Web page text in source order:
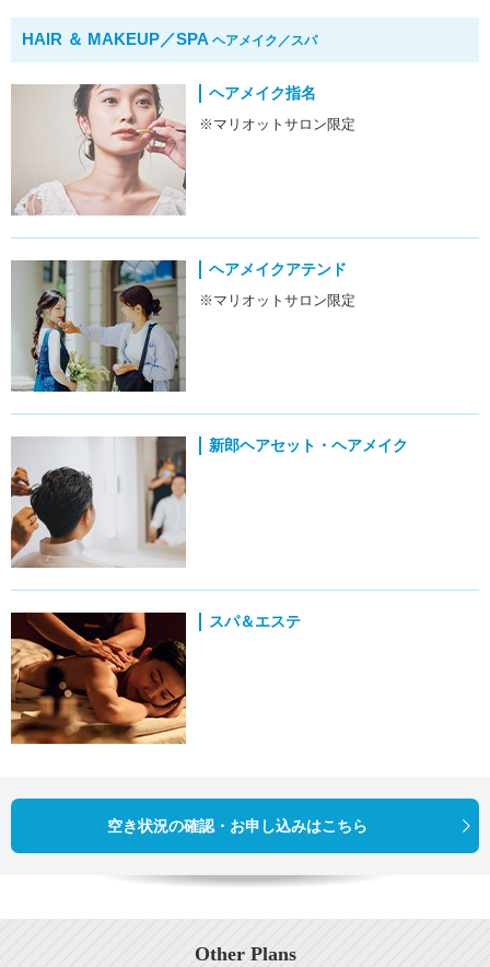
HAIR ＆ MAKEUP／SPA ヘアメイク／スパ
ヘアメイク指名
※マリオットサロン限定
ヘアメイクアテンド
※マリオットサロン限定
新郎ヘアセット・ヘアメイク
スパ＆エステ
空き状況の確認・お申し込みはこちら
Other Plans